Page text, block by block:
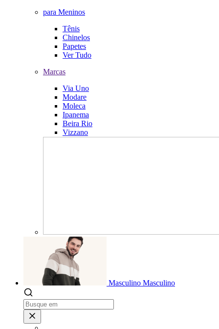
para Meninos
Tênis
Chinelos
Papetes
Ver Tudo
Marcas
Via Uno
Modare
Moleca
Ipanema
Beira Rio
Vizzano
Masculino Masculino